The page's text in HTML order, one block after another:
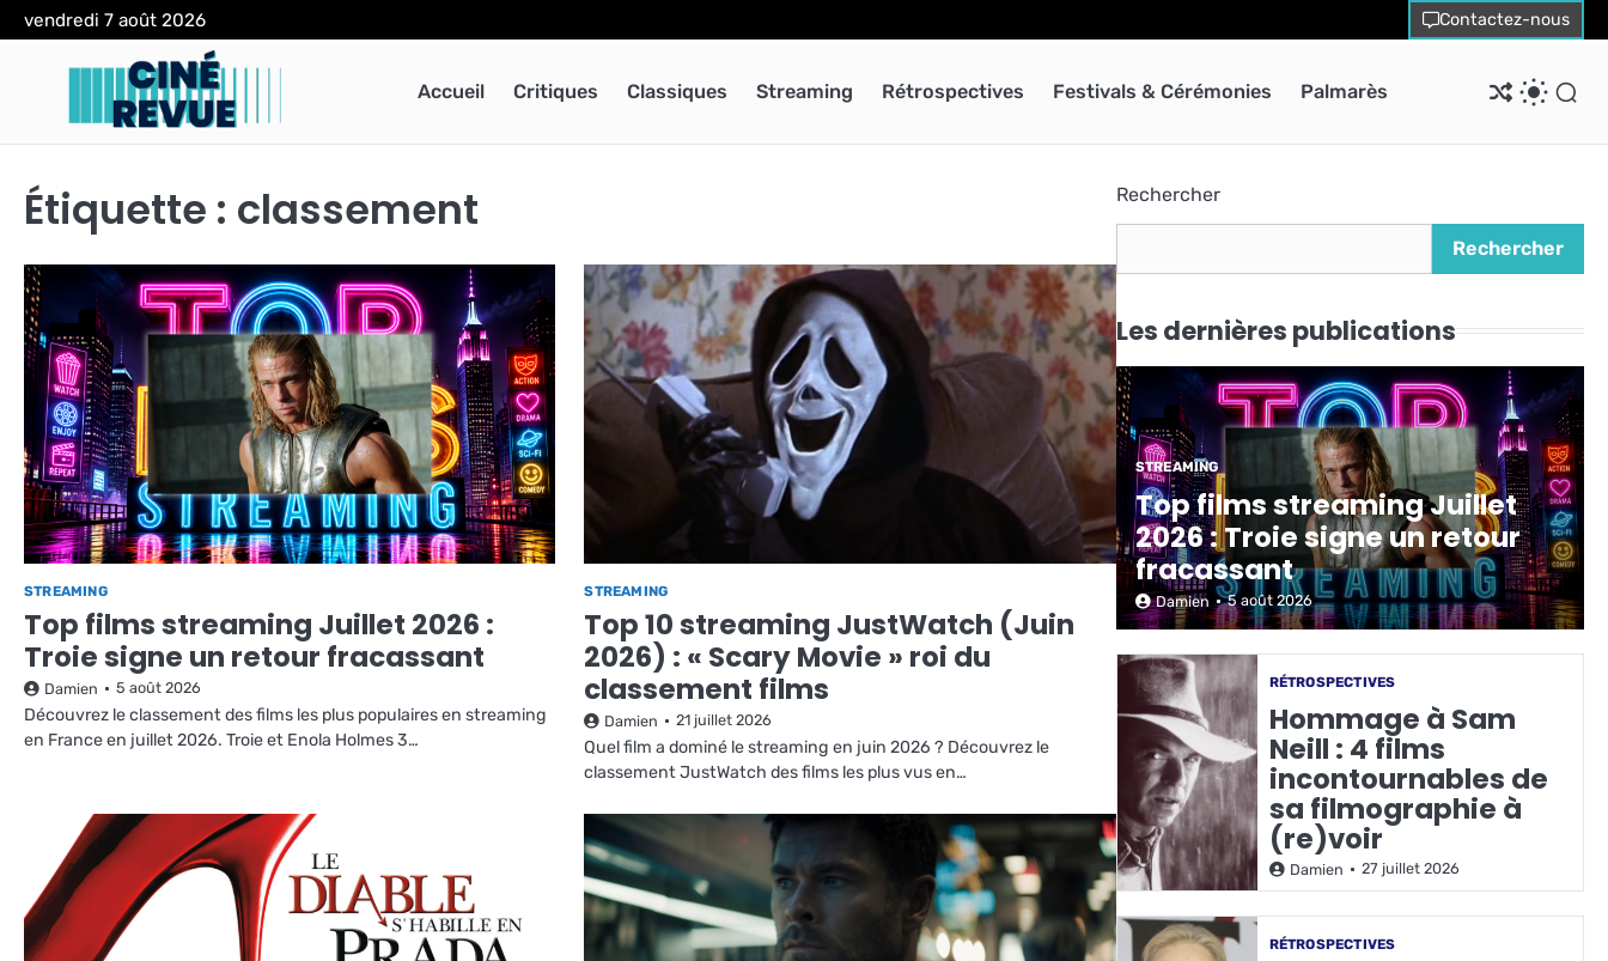
Skip
to
content
vendredi 7 août 2026 Contactez-nous
Accueil Critiques Classiques Streaming Rétrospectives Festivals & Cérémonies Palmarès
Étiquette : classement
STREAMING
Top films streaming Juillet 2026 :
Troie signe un retour fracassant
Damien 5 août 2026
Découvrez le classement des films les plus populaires en streaming
en France en juillet 2026. Troie et Enola Holmes 3…
STREAMING
Top 10 streaming JustWatch (Juin
2026) : « Scary Movie » roi du
classement films
Damien 21 juillet 2026
Quel film a dominé le streaming en juin 2026 ? Découvrez le
classement JustWatch des films les plus vus en…
Rechercher
Rechercher
Les dernières publications
STREAMING
Top films streaming Juillet
2026 : Troie signe un retour
fracassant
Damien 5 août 2026
RÉTROSPECTIVES
Hommage à Sam
Neill : 4 films
incontournables de
sa filmographie à
(re)voir
Damien 27 juillet 2026
RÉTROSPECTIVES